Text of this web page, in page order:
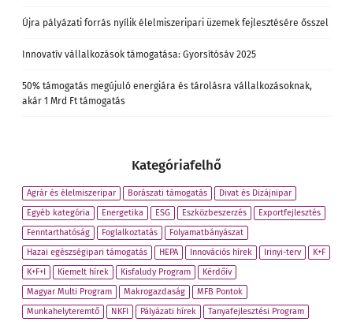
Újra pályázati forrás nyílik élelmiszeripari üzemek fejlesztésére ősszel
Innovatív vállalkozások támogatása: Gyorsítósáv 2025
50% támogatás megújuló energiára és tárolásra vállalkozásoknak,
akár 1 Mrd Ft támogatás
Kategóriafelhő
Agrár és élelmiszeripar Borászati támogatás
Divat és Dizájnipar
Egyéb kategória
Energetika ESG Eszközbeszerzés
Exportfejlesztés
Fenntarthatóság
Foglalkoztatás
Folyamatbányászat
Hazai egészségipari támogatás
HEPA Innovációs hírek Irinyi-terv
K+F
K+F+I
Kiemelt hírek Kisfaludy Program
Kérdőív
Magyar Multi Program
Makrogazdaság
MFB Pontok
Munkahelyteremtő
NKFI Pályázati hírek
Tanyafejlesztési Program